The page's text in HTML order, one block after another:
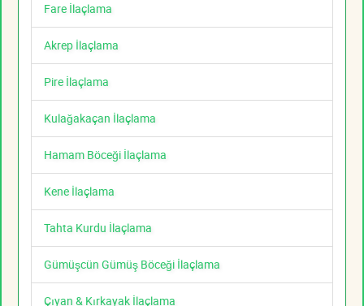
Fare İlaçlama
Akrep İlaçlama
Pire İlaçlama
Kulağakaçan İlaçlama
Hamam Böceği İlaçlama
Kene İlaçlama
Tahta Kurdu İlaçlama
Gümüşcün Gümüş Böceği İlaçlama
Çıyan & Kırkayak İlaçlama